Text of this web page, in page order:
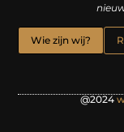
Wie zijn wij?
@2024